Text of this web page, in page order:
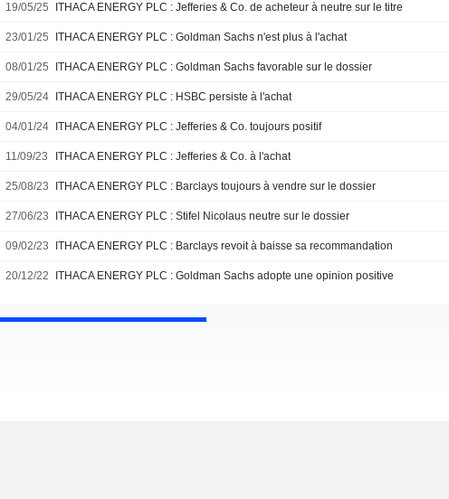
19/05/25 ITHACA ENERGY PLC : Jefferies & Co. de acheteur à neutre sur le titre
23/01/25 ITHACA ENERGY PLC : Goldman Sachs n'est plus à l'achat
08/01/25 ITHACA ENERGY PLC : Goldman Sachs favorable sur le dossier
29/05/24 ITHACA ENERGY PLC : HSBC persiste à l'achat
04/01/24 ITHACA ENERGY PLC : Jefferies & Co. toujours positif
11/09/23 ITHACA ENERGY PLC : Jefferies & Co. à l'achat
25/08/23 ITHACA ENERGY PLC : Barclays toujours à vendre sur le dossier
27/06/23 ITHACA ENERGY PLC : Stifel Nicolaus neutre sur le dossier
09/02/23 ITHACA ENERGY PLC : Barclays revoit à baisse sa recommandation
20/12/22 ITHACA ENERGY PLC : Goldman Sachs adopte une opinion positive